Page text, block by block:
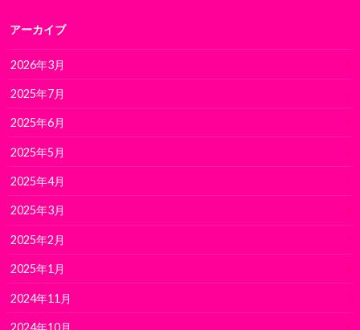
アーカイブ
2026年3月
2025年7月
2025年6月
2025年5月
2025年4月
2025年3月
2025年2月
2025年1月
2024年11月
2024年10月